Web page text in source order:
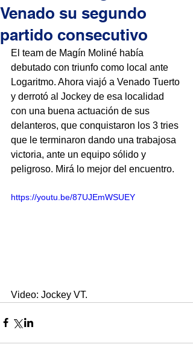
Venado su segundo
partido consecutivo
El team de Magín Moliné había
debutado con triunfo como local ante
Logaritmo. Ahora viajó a Venado Tuerto
y derrotó al Jockey de esa localidad
con una buena actuación de sus
delanteros, que conquistaron los 3 tries
que le terminaron dando una trabajosa
victoria, ante un equipo sólido y
peligroso. Mirá lo mejor del encuentro.
https://youtu.be/87UJEmWSUEY
Video: Jockey VT.